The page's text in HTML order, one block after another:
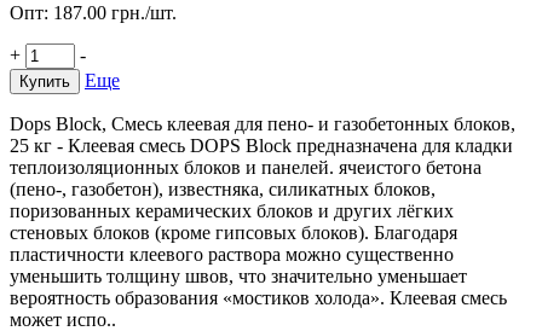
Опт: 187.00 грн./шт.
+ -
Купить Еще
Dops Block, Смесь клеевая для пено- и газобетонных блоков,
25 кг - Клеевая смесь DOPS Block предназначена для кладки
теплоизоляционных блоков и панелей. ячеистого бетона
(пено-, газобетон), известняка, силикатных блоков,
поризованных керамических блоков и других лёгких
стеновых блоков (кроме гипсовых блоков). Благодаря
пластичности клеевого раствора можно существенно
уменьшить толщину швов, что значительно уменьшает
вероятность образования «мостиков холода». Клеевая смесь
может испо..